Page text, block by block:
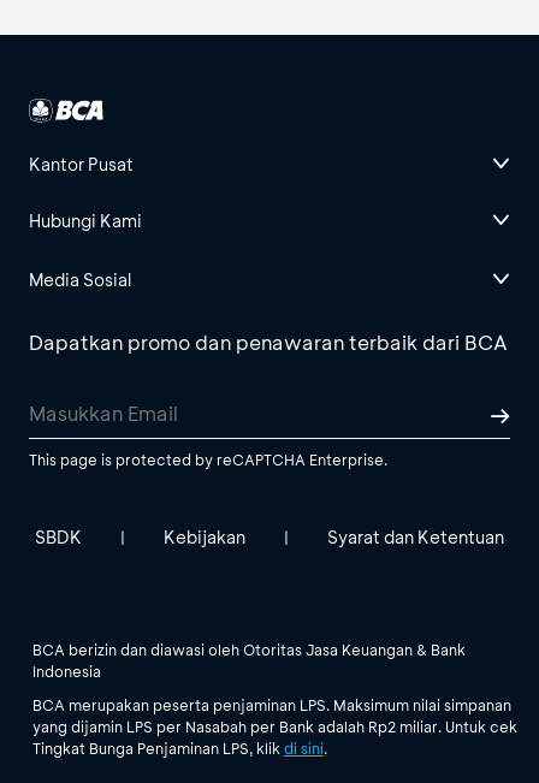
Kantor Pusat
Hubungi Kami
Media Sosial
Dapatkan promo dan penawaran terbaik dari BCA
This page is protected by reCAPTCHA Enterprise.
SBDK | Kebijakan | Syarat dan Ketentuan
BCA berizin dan diawasi oleh Otoritas Jasa Keuangan & Bank
Indonesia
BCA merupakan peserta penjaminan LPS. Maksimum nilai simpanan
yang dijamin LPS per Nasabah per Bank adalah Rp2 miliar. Untuk cek
Tingkat Bunga Penjaminan LPS, klik di sini.